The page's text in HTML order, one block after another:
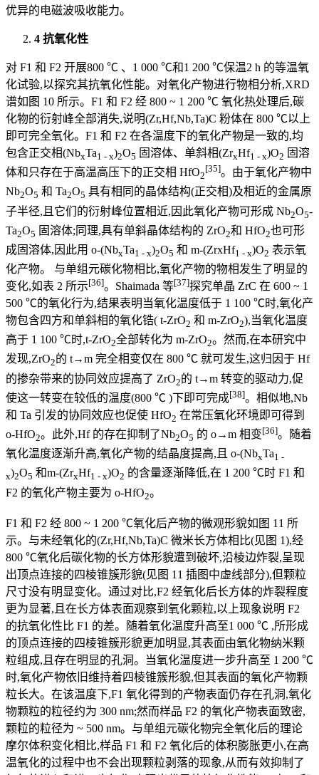
优异的电磁波吸收能力。
4 抗氧化性
对 F1 和 F2 开展800 ℃ 、1 000 ℃和1 200 ℃保温2 h 的等温氧
化试验,以探究其抗氧化性能。对氧化产物进行物相分析,XRD
谱如图 10 所示。F1 和 F2 经 800 ~ 1 200 ℃ 氧化热处理后,碳
化物的衍射峰全部消失,说明(Zr,Hf,Nb,Ta)C 粉体在 800 ℃以上
即可完全氧化。F1 和 F2 在各温度下的氧化产物是一致的,均
包含正交相(NbxTa1 - x)2O5 固溶体、单斜相(ZrxHf1 - x)O2 固溶
体和只存在于高温高压下的正交相 HfO2
[35]。由于氧化产物中
Nb2O5 和 Ta2O5 具有相同的晶体结构(正交相)及相近的金属原
子半径,且它们的衍射峰位置相近,因此氧化产物可形成 Nb2O5-
Ta2O5 固溶体;同理,具有单斜晶体结构的 ZrO2和 HfO2也可形
成固溶体,因此用 o-(NbxTa1 - x)2O5 和 m-(ZrxHf1 - x)O2 表示氧
化产物。 与单组元碳化物相比,氧化产物的物相发生了明显的
变化,如表 2 所示[36]。Shaimada 等[37]探究单晶 ZrC 在 600 ~ 1
500 ℃的氧化行为,结果表明当氧化温度低于 1 100 ℃时,氧化产
物包含四方和单斜相的氧化锆( t-ZrO2 和 m-ZrO2),当氧化温度
高于 1 100 ℃时,t-ZrO2全部转化为 m-ZrO2。然而,在本研究中
发现,ZrO2 的 t→m 完全相变仅在 800 ℃ 就可发生,这归因于 Hf
的掺杂带来的协同效应提高了 ZrO2的 t→m 转变的驱动力,促
使这一转变在较低的温度(800 ℃ )下即可完成[38]。相似地,Nb
和 Ta 引发的协同效应也促使 HfO2 在常压氧化环境即可得到
o-HfO2。此外,Hf 的存在抑制了Nb2O5 的 o→m 相变[36]。随着
氧化温度逐渐升高,氧化产物的结晶度提高,且 o-(NbxTa1 -
x)2O5 和m-(ZrxHf1 - x)O2 的含量逐渐降低,在 1 200 ℃时 F1 和
F2 的氧化产物主要为 o-HfO2。
F1 和 F2 经 800 ~ 1 200 ℃氧化后产物的微观形貌如图 11 所
示。与未经氧化的(Zr,Hf,Nb,Ta)C 微米长方体相比(见图 1),经
800 ℃氧化后碳化物的长方体形貌遭到破坏,沿棱边炸裂,呈现
出顶点连接的四棱锥簇形貌(见图 11 插图中虚线部分),但颗粒
尺寸没有明显变化。通过对比,F2 经氧化后长方体的炸裂程度
更为显著,且在长方体表面观察到氧化颗粒,以上现象说明 F2
的抗氧化性比 F1 的差。随着氧化温度升高至1 000 ℃ ,所形成
的顶点连接的四棱锥簇形貌更加明显,其表面由氧化物纳米颗
粒组成,且存在明显的孔洞。当氧化温度进一步升高至 1 200 ℃
时,氧化产物依旧维持着四棱锥簇形貌,但其表面的氧化产物颗
粒长大。在该温度下,F1 氧化得到的产物表面仍存在孔洞,氧化
物颗粒的粒径约为 300 nm;然而样品 F2 的氧化产物表面致密,
颗粒的粒径为 ~ 500 nm。与单组元碳化物完全氧化后的理论
摩尔体积变化相比,样品 F1 和 F2 氧化后的体积膨胀更小,在高
温氧化的过程中也不会出现颗粒剥落的现象,从而有效抑制了